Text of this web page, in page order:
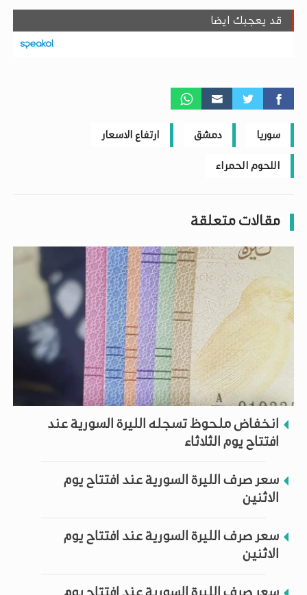
قد يعجبك ايضا
سوريا دمشق ارتفاع الاسعار
اللحوم الحمراء
مقالات متعلقة
انخفاض ملحوظ تسجله الليرة السورية عند
افتتاح يوم الثلاثاء
سعر صرف الليرة السورية عند افتتاح يوم
الاثنين
سعر صرف الليرة السورية عند افتتاح يوم
الاثنين